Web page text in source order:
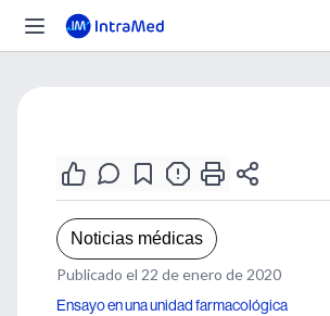
Noticias médicas
Publicado el 22 de enero de 2020
Ensayo en una unidad farmacológica